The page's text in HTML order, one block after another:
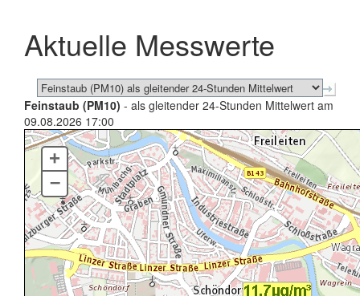
schließen
Aktuelle Messwerte
Feinstaub (PM10) - als gleitender 24-Stunden Mittelwert am
09.08.2026 17:00
+
–